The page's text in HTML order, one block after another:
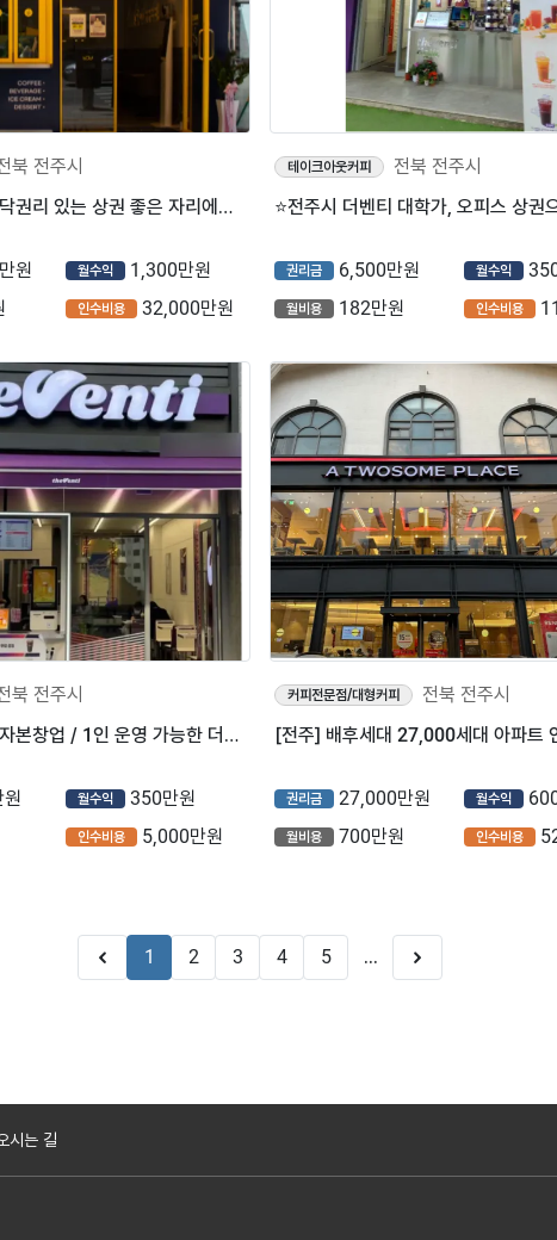
북 전주시
⭐전주 빽다방 바닥권리 있는 상권 좋은 자리에서 연매출 4억원가량 나오는 매장입니다.
원 월수익 1,300만원
인수비용 32,000만원
테이크아웃커피
전북 전주시
권리금 6,500만원 월수익
월비용 182만원 인수비용
북 전주시
⭐전북 전주시 소자본창업 / 1인 운영 가능한 더벤티 매장을 소개합니다 ⭐
월수익 350만원
인수비용 5,000만원
커피전문점/대형커피
전북 전주시
권리금 27,000만원 월수익
월비용 700만원 인수비용
1 2 3 4 5 ...
시는 길